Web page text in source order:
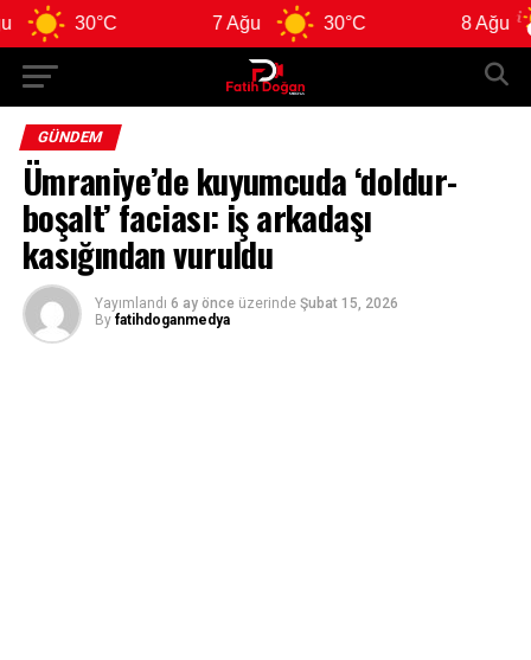
30°C 7 Ağu 30°C 8 Ağu
GÜNDEM
Ümraniye’de kuyumcuda ‘doldur-
boşalt’ faciası: iş arkadaşı
kasığından vuruldu
Yayımlandı 6 ay önce üzerinde Şubat 15, 2026
By fatihdoganmedya